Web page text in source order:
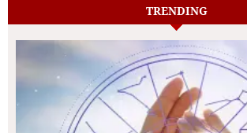
TRENDING